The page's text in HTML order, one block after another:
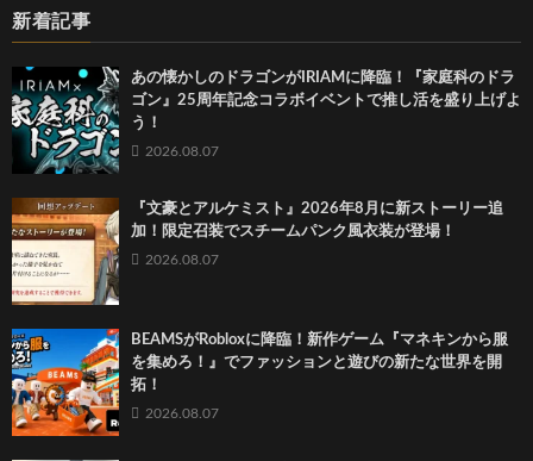
新着記事
あの懐かしのドラゴンがIRIAMに降臨！『家庭科のドラ
ゴン』25周年記念コラボイベントで推し活を盛り上げよ
う！
2026.08.07
『文豪とアルケミスト』2026年8月に新ストーリー追
加！限定召装でスチームパンク風衣装が登場！
2026.08.07
BEAMSがRobloxに降臨！新作ゲーム『マネキンから服
を集めろ！』でファッションと遊びの新たな世界を開
拓！
2026.08.07